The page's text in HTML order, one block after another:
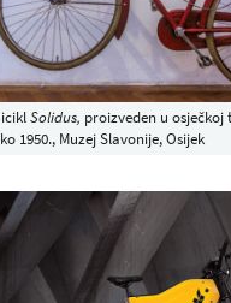
Solidus, proizveden u osječkoj
1950., Muzej Slavonije, Osijek